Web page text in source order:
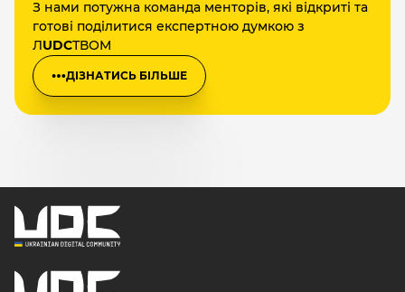
З нами потужна команда менторів, які відкриті та
готові поділитися експертною думкою з
ЛUDCТВОМ
ДІЗНАТИСЬ БІЛЬШЕ